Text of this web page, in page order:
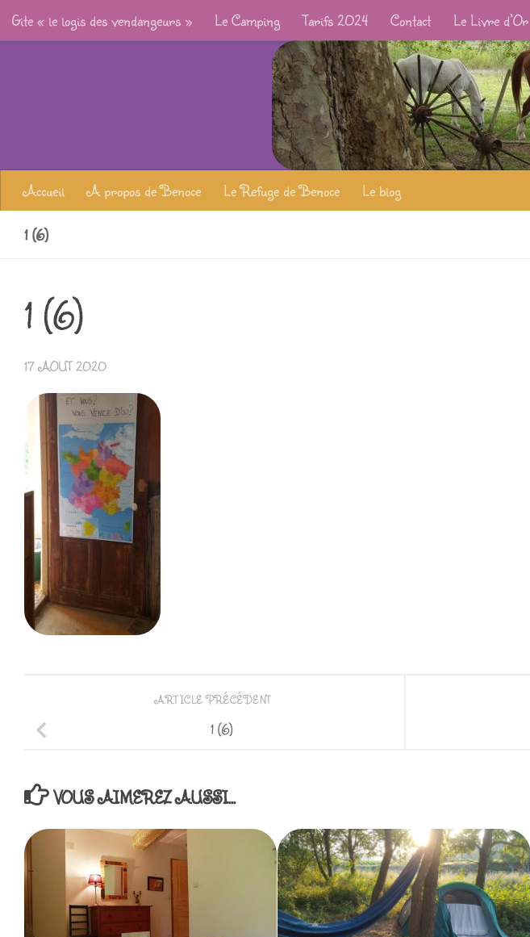
Skip to content
Gite « le logis des vendangeurs » Le Camping Tarifs 2024 Contact Le Livre d’Or
Accueil À propos de Benoce Le Refuge de Benoce Le blog
1 (6)
1 (6)
17 AOÛT 2020
ARTICLE PRÉCÉDENT
1 (6)
VOUS AIMEREZ AUSSI...